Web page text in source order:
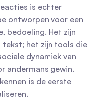
is echter
ontworpen voor een
bedoeling. Het zijn
tekst; het zijn tools die
dynamiek van
andermans gewin.
is de eerste